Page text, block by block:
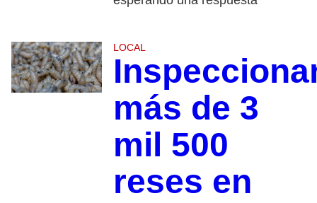
LOCAL
más de 3
mil 500
reses en